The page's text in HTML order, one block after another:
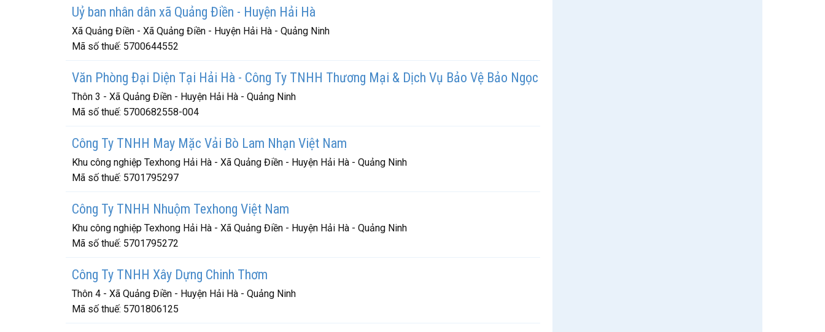
Uỷ ban nhân dân xã Quảng Điền - Huyện Hải Hà
Xã Quảng Điền - Xã Quảng Điền - Huyện Hải Hà - Quảng Ninh
Mã số thuế: 5700644552
Văn Phòng Đại Diện Tại Hải Hà - Công Ty TNHH Thương Mại & Dịch Vụ Bảo Vệ Bảo Ngọc
Thôn 3 - Xã Quảng Điền - Huyện Hải Hà - Quảng Ninh
Mã số thuế: 5700682558-004
Công Ty TNHH May Mặc Vải Bò Lam Nhạn Việt Nam
Khu công nghiệp Texhong Hải Hà - Xã Quảng Điền - Huyện Hải Hà - Quảng Ninh
Mã số thuế: 5701795297
Công Ty TNHH Nhuộm Texhong Việt Nam
Khu công nghiệp Texhong Hải Hà - Xã Quảng Điền - Huyện Hải Hà - Quảng Ninh
Mã số thuế: 5701795272
Công Ty TNHH Xây Dựng Chinh Thơm
Thôn 4 - Xã Quảng Điền - Huyện Hải Hà - Quảng Ninh
Mã số thuế: 5701806125